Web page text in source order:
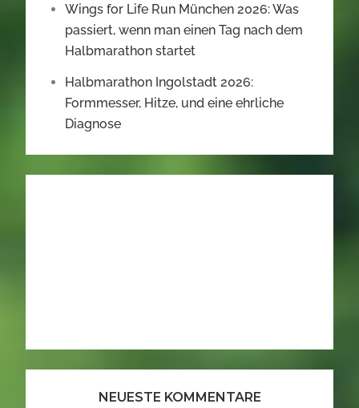
Wings for Life Run München 2026: Was
passiert, wenn man einen Tag nach dem
Halbmarathon startet
Halbmarathon Ingolstadt 2026:
Formmesser, Hitze, und eine ehrliche
Diagnose
NEUESTE KOMMENTARE